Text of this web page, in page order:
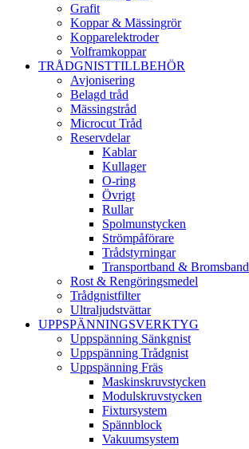
Grafit
Koppar & Mässingrör
Kopparelektroder
Volframkoppar
TRÅDGNISTTILLBEHÖR
Avjonisering
Belagd tråd
Mässingstråd
Microcut Tråd
Reservdelar
Kablar
Kullager
O-ring
Övrigt
Rullar
Spolmunstycken
Strömpåförare
Trådstyrningar
Transportband & Bromsband
Rost & Rengöringsmedel
Trådgnistfilter
Ultraljudstvättar
UPPSPÄNNINGSVERKTYG
Uppspänning Sänkgnist
Uppspänning Trådgnist
Uppspänning Fräs
Maskinskruvstycken
Modulskruvstycken
Fixtursystem
Spännblock
Vakuumsystem